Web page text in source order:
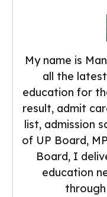
My name is
all the
education for
result, admit
list, admission
of UP Board,
Board, I
education